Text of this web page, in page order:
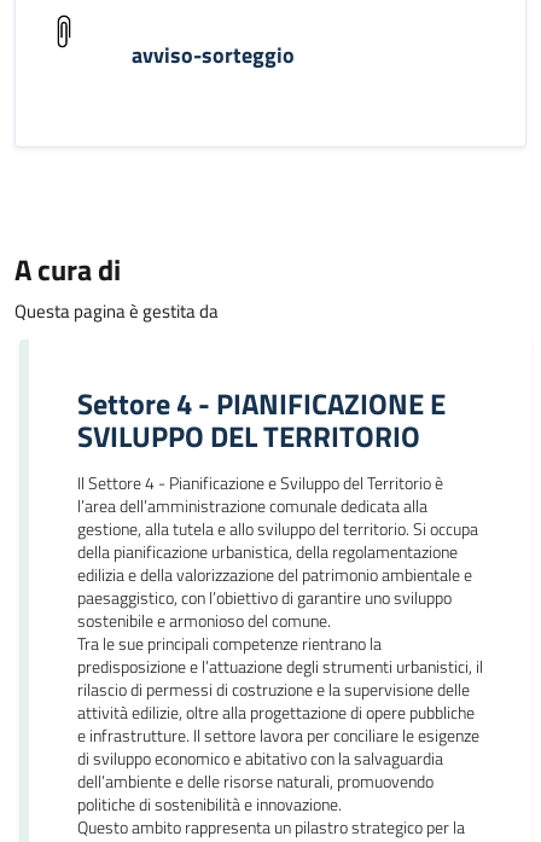
avviso-sorteggio
A cura di
Questa pagina è gestita da
Settore 4 - PIANIFICAZIONE E
SVILUPPO DEL TERRITORIO
Il Settore 4 - Pianificazione e Sviluppo del Territorio è
l’area dell’amministrazione comunale dedicata alla
gestione, alla tutela e allo sviluppo del territorio. Si occupa
della pianificazione urbanistica, della regolamentazione
edilizia e della valorizzazione del patrimonio ambientale e
paesaggistico, con l’obiettivo di garantire uno sviluppo
sostenibile e armonioso del comune.
Tra le sue principali competenze rientrano la
predisposizione e l’attuazione degli strumenti urbanistici, il
rilascio di permessi di costruzione e la supervisione delle
attività edilizie, oltre alla progettazione di opere pubbliche
e infrastrutture. Il settore lavora per conciliare le esigenze
di sviluppo economico e abitativo con la salvaguardia
dell’ambiente e delle risorse naturali, promuovendo
politiche di sostenibilità e innovazione.
Questo ambito rappresenta un pilastro strategico per la